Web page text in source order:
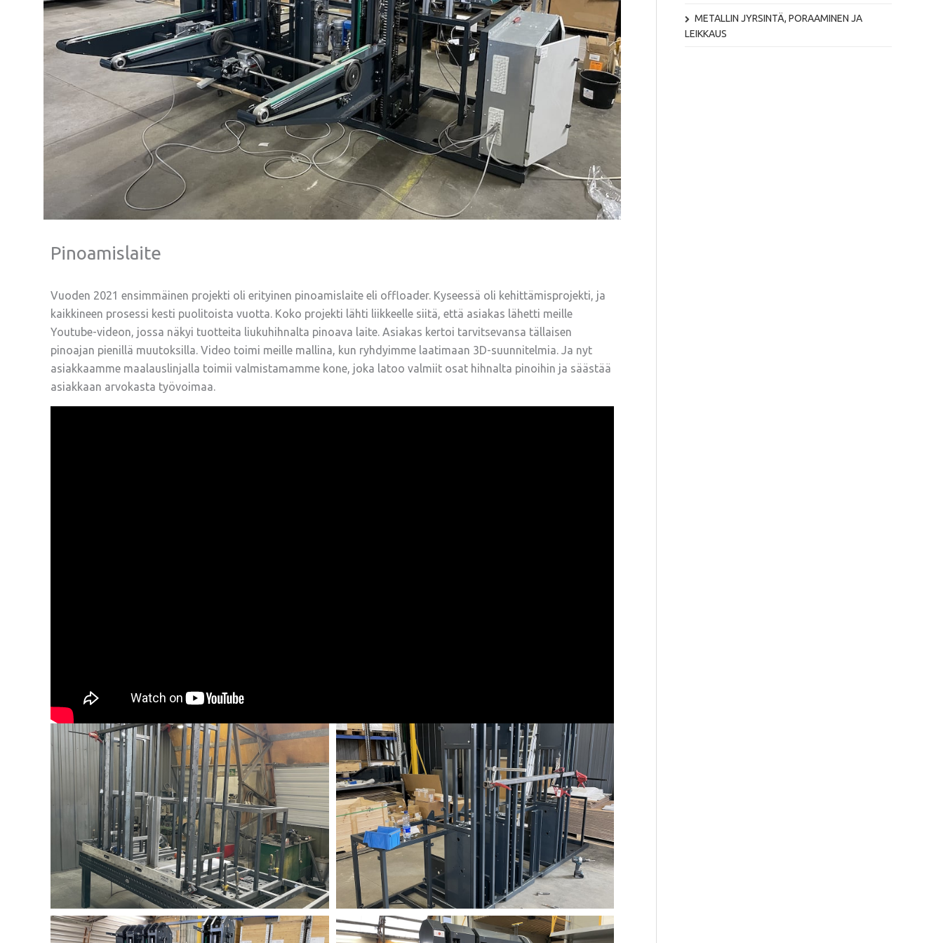
Pinoamislaite
Vuoden 2021 ensimmäinen projekti oli erityinen pinoamislaite eli offloader. Kyseessä oli kehittämisprojekti, ja
kaikkineen prosessi kesti puolitoista vuotta. Koko projekti lähti liikkeelle siitä, että asiakas lähetti meille
Youtube-videon, jossa näkyi tuotteita liukuhihnalta pinoava laite. Asiakas kertoi tarvitsevansa tällaisen
pinoajan pienillä muutoksilla. Video toimi meille mallina, kun ryhdyimme laatimaan 3D-suunnitelmia. Ja nyt
asiakkaamme maalauslinjalla toimii valmistamamme kone, joka latoo valmiit osat hihnalta pinoihin ja säästää
asiakkaan arvokasta työvoimaa.
METALLIN JYRSINTÄ, PORAAMINEN JA
LEIKKAUS